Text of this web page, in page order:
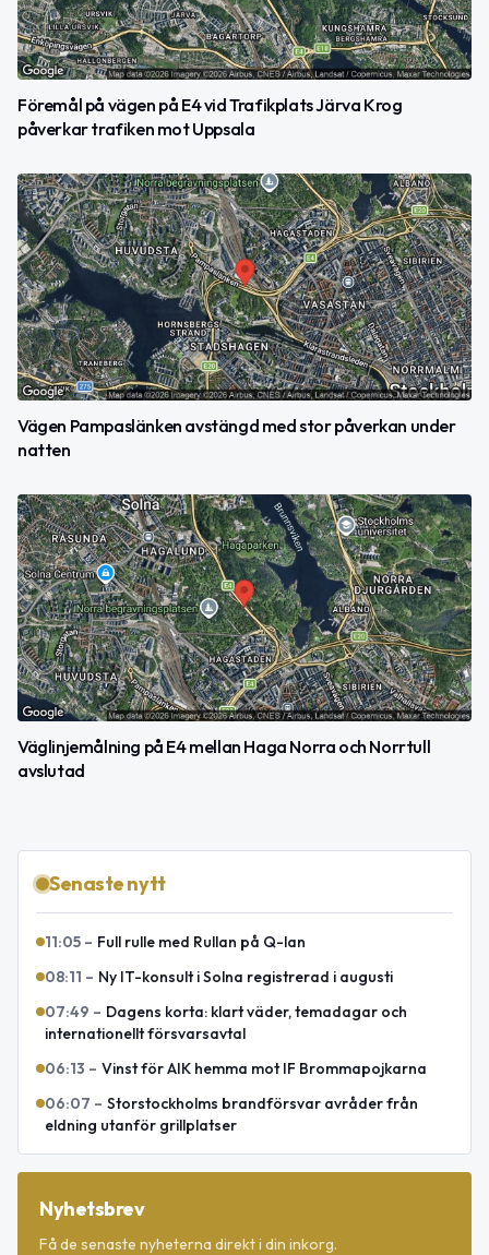
Föremål på vägen på E4 vid Trafikplats Järva Krog
påverkar trafiken mot Uppsala
Vägen Pampaslänken avstängd med stor påverkan under
natten
Väglinjemålning på E4 mellan Haga Norra och Norrtull
avslutad
Senaste nytt
11:05 – Full rulle med Rullan på Q-lan
08:11 – Ny IT-konsult i Solna registrerad i augusti
07:49 – Dagens korta: klart väder, temadagar och
internationellt försvarsavtal
06:13 – Vinst för AIK hemma mot IF Brommapojkarna
06:07 – Storstockholms brandförsvar avråder från
eldning utanför grillplatser
Nyhetsbrev
Få de senaste nyheterna direkt i din inkorg.